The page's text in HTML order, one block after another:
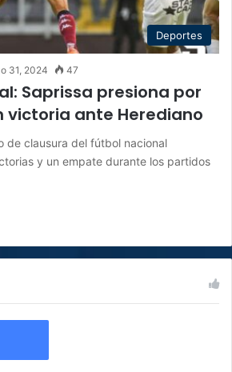
Deportes
31, 2024 47
Saprissa presiona por
victoria ante Herediano
de clausura del fútbol nacional
y un empate durante los partidos